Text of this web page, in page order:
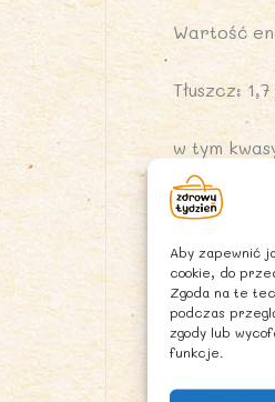
Aby zapewnić
cookie, do
Zgoda na te
podczas
zgody lub
funkcje.
Wartość
Tłuszcz:
w tym
w tym
Błonnik: